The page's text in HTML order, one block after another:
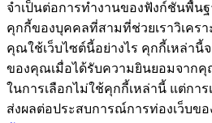
จำเป็นต่อการทำงานของฟังก์ชันพื้นฐ
คุกกี้ของบุคคลที่สามที่ช่วยเราวิเคร
คุณใช้เว็บไซต์นี้อย่างไร คุกกี้เหล่านี้จ
ของคุณเมื่อได้รับความยินยอมจาก
ในการเลือกไม่ใช้คุกกี้เหล่านี้ แต่กา
ส่งผลต่อประสบการณ์การท่องเว็บข